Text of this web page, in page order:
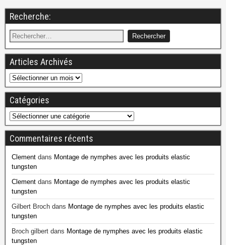
Recherche:
Articles Archivés
Catégories
Commentaires récents
Clement dans Montage de nymphes avec les produits elastic
tungsten
Clement dans Montage de nymphes avec les produits elastic
tungsten
Gilbert Broch dans Montage de nymphes avec les produits elastic
tungsten
Broch gilbert dans Montage de nymphes avec les produits elastic
tungsten